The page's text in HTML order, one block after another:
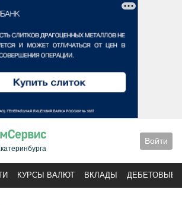
Войти
КУРСЫ ВАЛЮТ ВКЛАДЫ ДЕБЕТОВЫЕ